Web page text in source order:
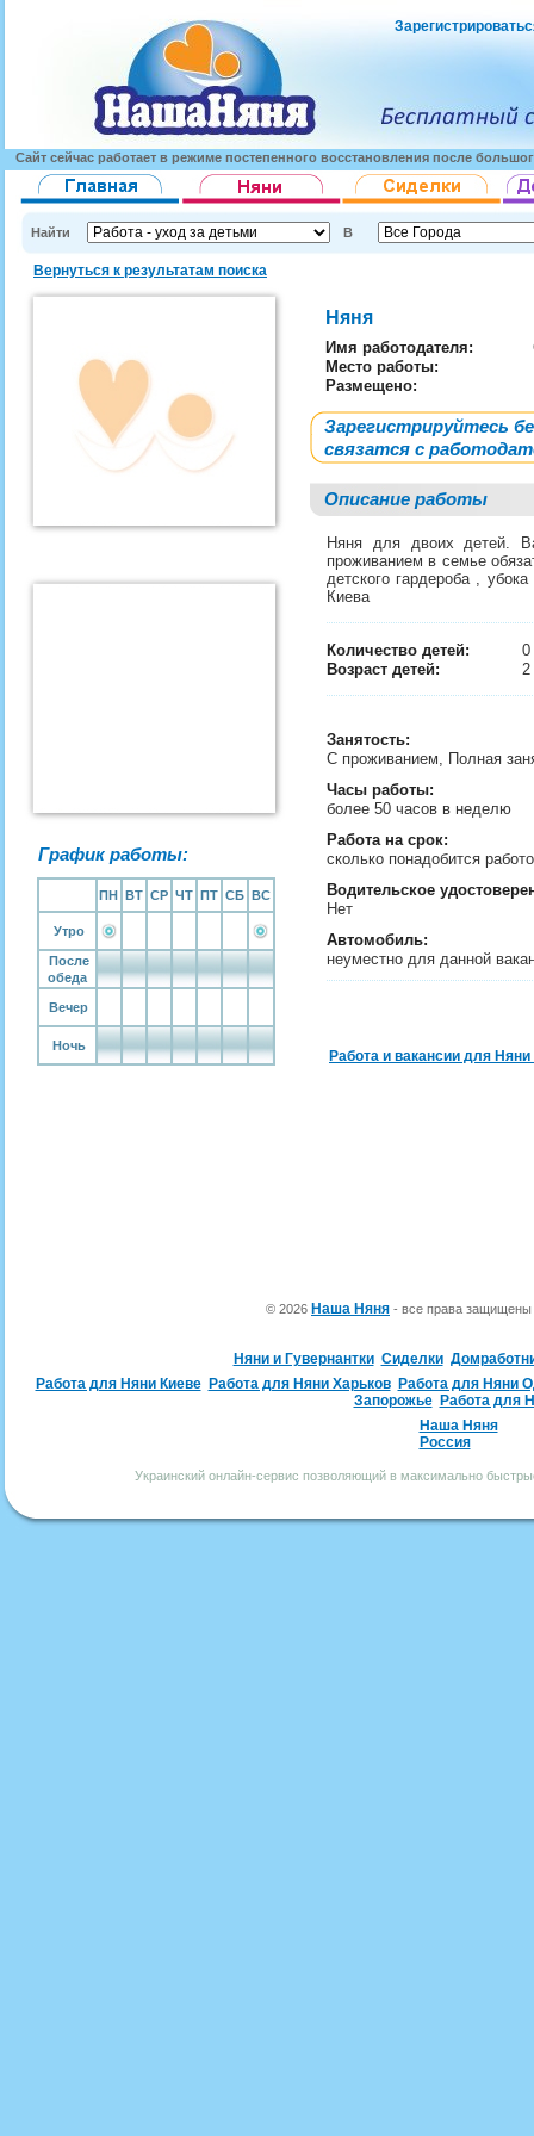
Сайт сейчас работает в режиме постепенного восстановления после
Найти В
Вернуться к результатам поиска
График работы:
ПН ВТ СР ЧТ ПТ СБ ВС
Утро
После
обеда
Вечер
Ночь
Няня
Имя работодателя:
Место работы:
Размещено:
Зарегистрируйтесь
связатся с
Описание работы
Няня для двоих детей.
проживанием в семье
детского гардероба ,
Киева
Количество детей:
0
Возраст детей:
2
Занятость:
С проживанием, Полная
Часы работы:
более 50 часов в неделю
Работа на срок:
сколько понадобится
Водительское
Нет
Автомобиль:
неуместно для данной
Работа и вакансии для
© 2026 Наша Няня - все права
Няни и Гувернантки Сиделки
Работа для Няни Киеве
Работа для Няни Харьков
Работа для Няни
Запорожье
Работа для
Наша Няня
Россия
Украинский онлайн-сервис позволяющий в максимально